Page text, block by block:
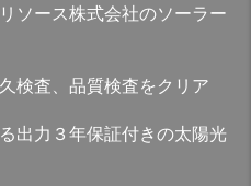
ソース株式会社のソーラー
検査、品質検査をクリア
出力３年保証付きの太陽光